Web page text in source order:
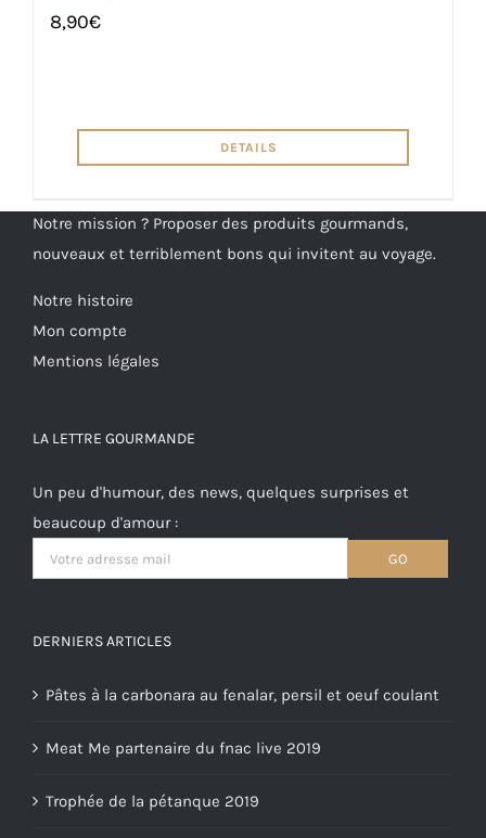
8,90€
DETAILS
Notre mission ? Proposer des produits gourmands,
nouveaux et terriblement bons qui invitent au voyage.
Notre histoire
Mon compte
Mentions légales
LA LETTRE GOURMANDE
Un peu d'humour, des news, quelques surprises et
beaucoup d'amour :
DERNIERS ARTICLES
Pâtes à la carbonara au fenalar, persil et oeuf coulant
Meat Me partenaire du fnac live 2019
Trophée de la pétanque 2019